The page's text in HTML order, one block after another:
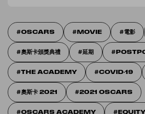
OSCARS MOVIE 電影
奧斯卡頒獎典禮 延期
THE ACADEMY COVID-19
奧斯卡 2021 2021 OSCARS
OSCARS ACADEMY EQUITY